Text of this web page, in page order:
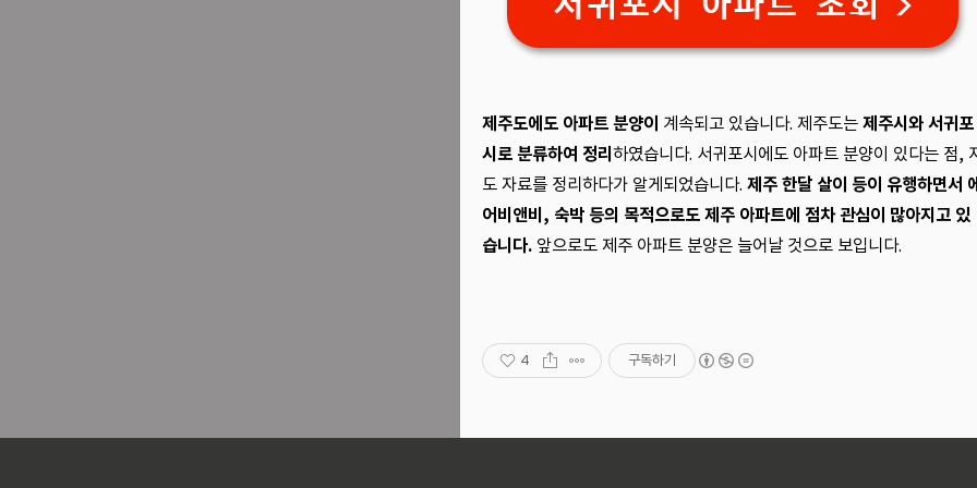
제주도에도 아파트 분양이 계속되고 있습니다. 제주도는 제주시와 서귀포
시로 분류하여 정리 하였습니다. 서귀포시에도 아파트 분양이 있다는 점,
도 자료를 정리하다가 알게되었습니다. 제주 한달 살이 등이 유행하면서
어비앤비, 숙박 등의 목적으로도 제주 아파트에 점차 관심이 많아지고 있
습니다. 앞으로도 제주 아파트 분양은 늘어날 것으로 보입니다.
4 구독하기